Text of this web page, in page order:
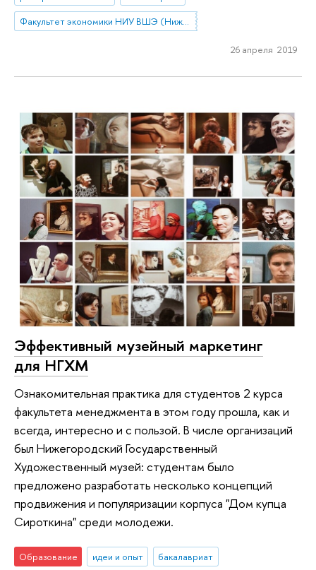
Факультет экономики НИУ ВШЭ (Нижний Новгород)
26 апреля 2019
Эффективный музейный маркетинг
для НГХМ
Ознакомительная практика для студентов 2 курса
факультета менеджмента в этом году прошла, как и
всегда, интересно и с пользой. В числе организаций
был Нижегородский Государственный
Художественный музей: студентам было
предложено разработать несколько концепций
продвижения и популяризации корпуса "Дом купца
Сироткина" среди молодежи.
Образование идеи и опыт
бакалавриат